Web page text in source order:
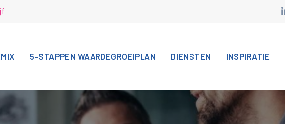
5-STAPPEN WAARDEGROEIPLAN DIENSTEN INSPIRATIE